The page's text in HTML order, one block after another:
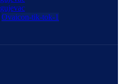
Ovaicon-tik-tok-1